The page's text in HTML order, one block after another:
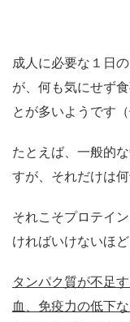
成人に必要な１日
が、何も気にせず
とが多いようです
たとえば、一般的
すが、それだけは
それこそプロテイ
ければいけないほ
タンパク質が不足
血、免疫力の低下